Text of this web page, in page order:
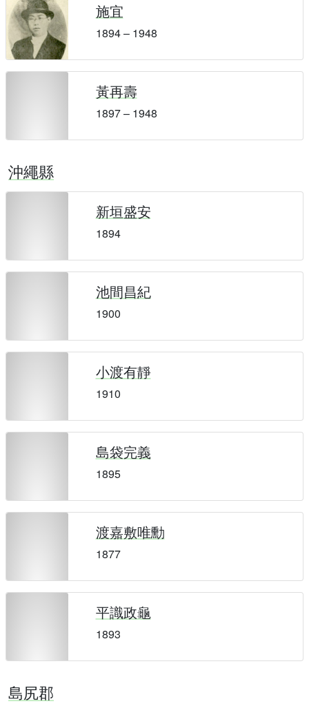
施宜
1894 – 1948
黃再壽
1897 – 1948
沖繩縣
新垣盛安
1894
池間昌紀
1900
小渡有靜
1910
島袋完義
1895
渡嘉敷唯勳
1877
平識政龜
1893
島尻郡